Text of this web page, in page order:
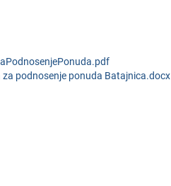
podnosenje ponuda Batajnica.docx